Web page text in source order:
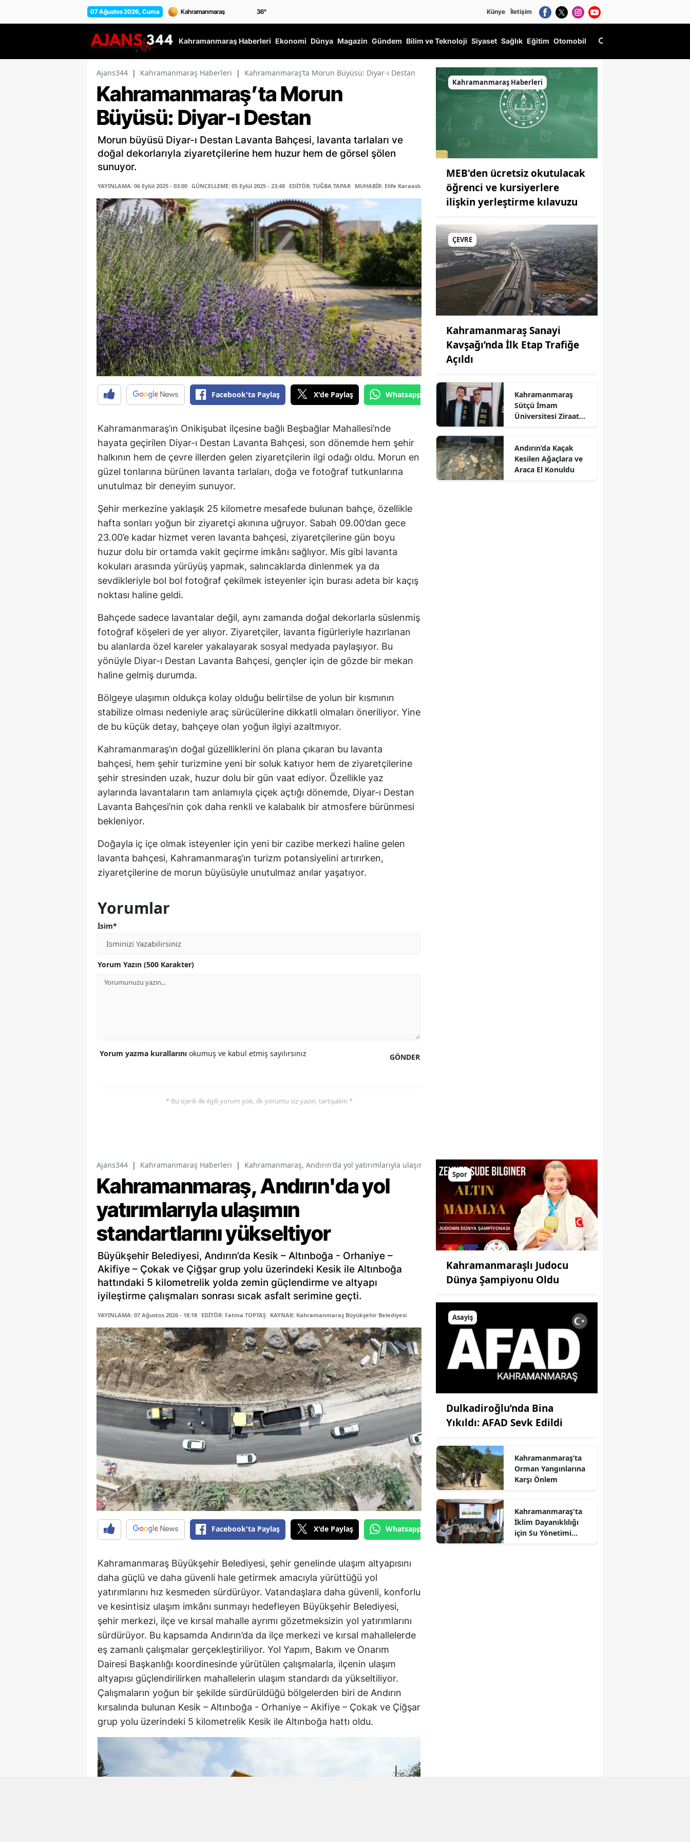
07 Ağustos 2026, Cuma 36° Künye İletişim
Kahramanmaraş Haberleri Ekonomi Dünya Magazin Gündem Bilim ve Teknoloji Siyaset Sağlık Eğitim Otomobil
Ajans344 | Kahramanmaraş Haberleri | Kahramanmaraş’ta Morun Büyüsü: Diyar-ı Destan
Kahramanmaraş’ta Morun
Büyüsü: Diyar-ı Destan
Morun büyüsü Diyar-ı Destan Lavanta Bahçesi, lavanta tarlaları ve
doğal dekorlarıyla ziyaretçilerine hem huzur hem de görsel şölen
sunuyor.
YAYINLAMA: 06 Eylül 2025 - 03:00 GÜNCELLEME: 05 Eylül 2025 - 23:48 EDİTÖR: TUĞBA TAPAR MUHABİR: Elife Karaaslan
Facebook'ta Paylaş X'de Paylaş Whatsapp'tan Gönder
Kahramanmaraş’ın Onikişubat ilçesine bağlı Beşbağlar Mahallesi’nde
hayata geçirilen Diyar-ı Destan Lavanta Bahçesi, son dönemde hem şehir
halkının hem de çevre illerden gelen ziyaretçilerin ilgi odağı oldu. Morun en
güzel tonlarına bürünen lavanta tarlaları, doğa ve fotoğraf tutkunlarına
unutulmaz bir deneyim sunuyor.
Şehir merkezine yaklaşık 25 kilometre mesafede bulunan bahçe, özellikle
hafta sonları yoğun bir ziyaretçi akınına uğruyor. Sabah 09.00’dan gece
23.00’e kadar hizmet veren lavanta bahçesi, ziyaretçilerine gün boyu
huzur dolu bir ortamda vakit geçirme imkânı sağlıyor. Mis gibi lavanta
kokuları arasında yürüyüş yapmak, salıncaklarda dinlenmek ya da
sevdikleriyle bol bol fotoğraf çekilmek isteyenler için burası adeta bir kaçış
noktası haline geldi.
Bahçede sadece lavantalar değil, aynı zamanda doğal dekorlarla süslenmiş
fotoğraf köşeleri de yer alıyor. Ziyaretçiler, lavanta figürleriyle hazırlanan
bu alanlarda özel kareler yakalayarak sosyal medyada paylaşıyor. Bu
yönüyle Diyar-ı Destan Lavanta Bahçesi, gençler için de gözde bir mekan
haline gelmiş durumda.
Bölgeye ulaşımın oldukça kolay olduğu belirtilse de yolun bir kısmının
stabilize olması nedeniyle araç sürücülerine dikkatli olmaları öneriliyor. Yine
de bu küçük detay, bahçeye olan yoğun ilgiyi azaltmıyor.
Kahramanmaraş’ın doğal güzelliklerini ön plana çıkaran bu lavanta
bahçesi, hem şehir turizmine yeni bir soluk katıyor hem de ziyaretçilerine
şehir stresinden uzak, huzur dolu bir gün vaat ediyor. Özellikle yaz
aylarında lavantaların tam anlamıyla çiçek açtığı dönemde, Diyar-ı Destan
Lavanta Bahçesi’nin çok daha renkli ve kalabalık bir atmosfere bürünmesi
bekleniyor.
Doğayla iç içe olmak isteyenler için yeni bir cazibe merkezi haline gelen
lavanta bahçesi, Kahramanmaraş’ın turizm potansiyelini artırırken,
ziyaretçilerine de morun büyüsüyle unutulmaz anılar yaşatıyor.
Yorumlar
İsim*
Yorum Yazın (500 Karakter)
GÖNDER
Yorum yazma kurallarını okumuş ve kabul etmiş sayılırsınız
* Bu içerik ile ilgili yorum yok, ilk yorumu siz yazın, tartışalım *
Kahramanmaraş Haberleri
MEB'den ücretsiz okutulacak
öğrenci ve kursiyerlere
ilişkin yerleştirme kılavuzu
ÇEVRE
Kahramanmaraş Sanayi
Kavşağı’nda İlk Etap Trafiğe
Açıldı
Kahramanmaraş
Sütçü İmam
Üniversitesi Ziraat
Andırın’da Kaçak
Kesilen Ağaçlara ve
Araca El Konuldu
Ajans344 | Kahramanmaraş Haberleri | Kahramanmaraş, Andırın'da yol yatırımlarıyla ulaşımın standartlarını yükseltiyor
Kahramanmaraş, Andırın'da yol
yatırımlarıyla ulaşımın
standartlarını yükseltiyor
Büyükşehir Belediyesi, Andırın’da Kesik – Altınboğa - Orhaniye –
Akifiye – Çokak ve Çiğşar grup yolu üzerindeki Kesik ile Altınboğa
hattındaki 5 kilometrelik yolda zemin güçlendirme ve altyapı
iyileştirme çalışmaları sonrası sıcak asfalt serimine geçti.
YAYINLAMA: 07 Ağustos 2026 - 18:18 EDİTÖR: Fatma TOPTAŞ KAYNAK: Kahramanmaraş Büyükşehir Belediyesi
Facebook'ta Paylaş X'de Paylaş Whatsapp'tan Gönder
Kahramanmaraş Büyükşehir Belediyesi, şehir genelinde ulaşım altyapısını
daha güçlü ve daha güvenli hale getirmek amacıyla yürüttüğü yol
yatırımlarını hız kesmeden sürdürüyor. Vatandaşlara daha güvenli, konforlu
ve kesintisiz ulaşım imkânı sunmayı hedefleyen Büyükşehir Belediyesi,
şehir merkezi, ilçe ve kırsal mahalle ayrımı gözetmeksizin yol yatırımlarını
sürdürüyor. Bu kapsamda Andırın’da da ilçe merkezi ve kırsal mahallelerde
eş zamanlı çalışmalar gerçekleştiriliyor. Yol Yapım, Bakım ve Onarım
Dairesi Başkanlığı koordinesinde yürütülen çalışmalarla, ilçenin ulaşım
altyapısı güçlendirilirken mahallelerin ulaşım standardı da yükseltiliyor.
Çalışmaların yoğun bir şekilde sürdürüldüğü bölgelerden biri de Andırın
kırsalında bulunan Kesik – Altınboğa - Orhaniye – Akifiye – Çokak ve Çiğşar
grup yolu üzerindeki 5 kilometrelik Kesik ile Altınboğa hattı oldu.
Spor
Kahramanmaraşlı Judocu
Dünya Şampiyonu Oldu
Asayiş
Dulkadiroğlu’nda Bina
Yıkıldı: AFAD Sevk Edildi
Kahramanmaraş’ta
Orman Yangınlarına
Karşı Önlem
Kahramanmaraş'ta
İklim Dayanıklılığı
için Su Yönetimi